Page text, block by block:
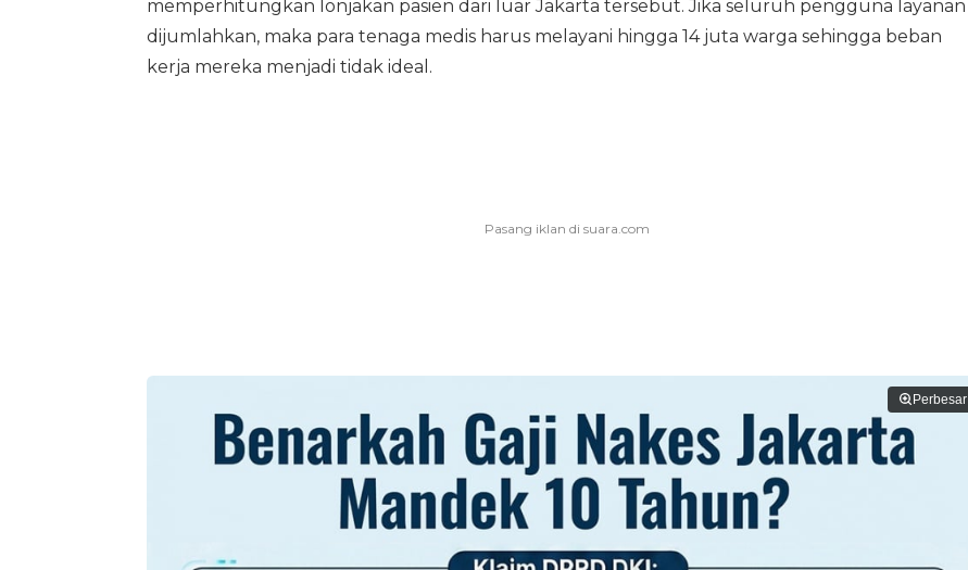
memperhitungkan lonjakan pasien dari luar Jakarta tersebut. Jika seluruh pengguna layanan
dijumlahkan, maka para tenaga medis harus melayani hingga 14 juta warga sehingga beban
kerja mereka menjadi tidak ideal.
Perbesar